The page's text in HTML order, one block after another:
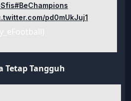
#BeChampions
pd0mUkJuj1
Tetap Tangguh